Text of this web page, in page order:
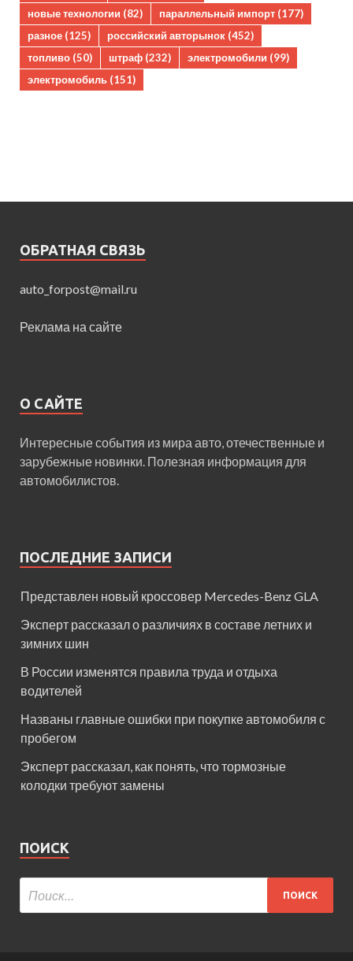
новые технологии (82) параллельный импорт (177)
разное (125) российский авторынок (452)
топливо (50) штраф (232) электромобили (99)
электромобиль (151)
ОБРАТНАЯ СВЯЗЬ
auto_forpost@mail.ru
Реклама на сайте
О САЙТЕ
Интересные события из мира авто, отечественные и
зарубежные новинки. Полезная информация для
автомобилистов.
ПОСЛЕДНИЕ ЗАПИСИ
Представлен новый кроссовер Mercedes-Benz GLA
Эксперт рассказал о различиях в составе летних и
зимних шин
В России изменятся правила труда и отдыха
водителей
Названы главные ошибки при покупке автомобиля с
пробегом
Эксперт рассказал, как понять, что тормозные
колодки требуют замены
ПОИСК